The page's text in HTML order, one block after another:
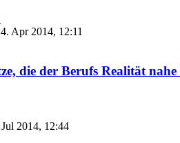
Apr 2014, 12:11
die der Berufs Realität
Jul 2014, 12:44